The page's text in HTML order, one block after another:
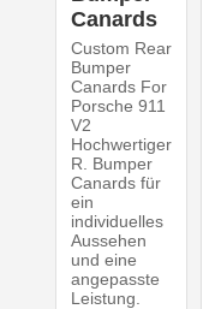
Canards
Custom Rear
Bumper
Canards For
Porsche 911
V2
Hochwertiger
R. Bumper
Canards für
ein
individuelles
Aussehen
und eine
angepasste
Leistung.